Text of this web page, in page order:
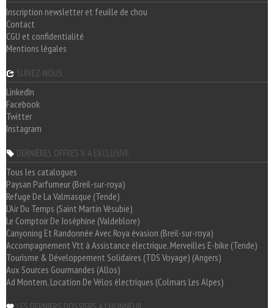
Inscription newsletter et feuille de chou
Contact
CGU et confidentialité
Mentions légales
SUIVEZ-NOUS
LinkedIn
Facebook
Twitter
Instagram
DERNIÈRES OFFRES V-A EXCLUSIVE
Tous les catalogues
Paysan Parfumeur (Breil-sur-roya)
Refuge De La Valmasque (Tende)
L'Air Du Temps (Saint Martin Vésubie)
Le Comptoir De Joséphine (Valdeblore)
Canyoning Et Randonnée Avec Roya évasion (Breil-sur-roya)
Accompagnement Vtt à Assistance électrique, Merveilles E-bike (Tende)
Tourisme & Développement Solidaires (TDS Voyage) (Angers)
Aux Sources Gourmandes (Allos)
Ad Montem, Location De Vélos électriques (Colmars Les Alpes)